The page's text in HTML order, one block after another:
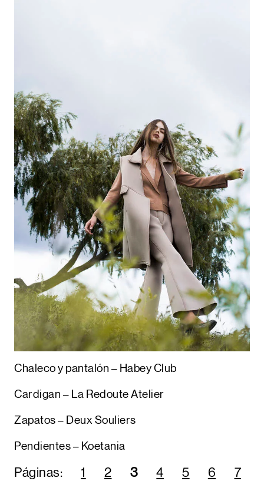
Chaleco y pantalón – Habey Club
Cardigan – La Redoute Atelier
Zapatos – Deux Souliers
Pendientes – Koetania
Páginas: 1 2 3 4 5 6
7